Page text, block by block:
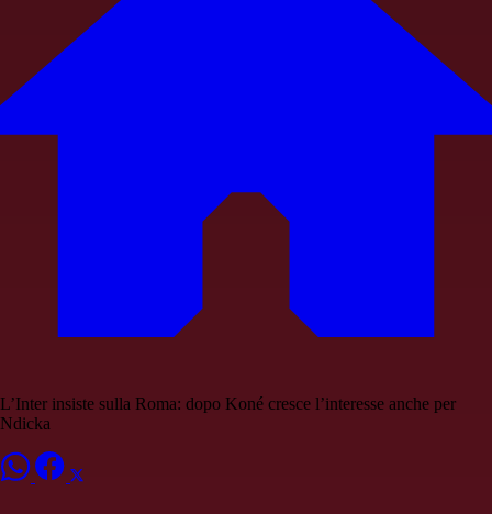
L’Inter insiste sulla Roma: dopo Koné cresce l’interesse anche per
Ndicka